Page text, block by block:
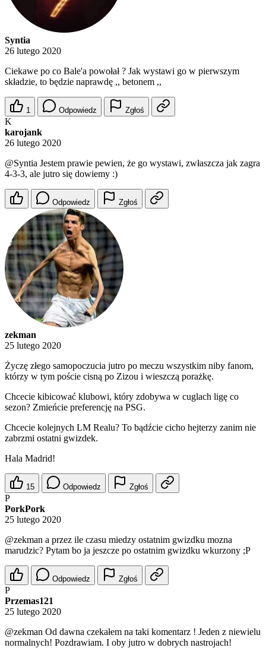
Syntia
26 lutego 2020
Ciekawe po co Bale'a powołał ? Jak wystawi go w pierwszym
składzie, to będzie naprawdę ,, betonem ,,
1 Odpowiedz Zgłoś
K
karojank
26 lutego 2020
@Syntia Jestem prawie pewien, że go wystawi, zwłaszcza jak zagra
4-3-3, ale jutro się dowiemy :)
Odpowiedz Zgłoś
zekman
25 lutego 2020
Życzę złego samopoczucia jutro po meczu wszystkim niby fanom,
którzy w tym poście cisną po Zizou i wieszczą porażkę.
Chcecie kibicować klubowi, który zdobywa w cuglach ligę co
sezon? Zmieńcie preferencję na PSG.
Chcecie kolejnych LM Realu? To bądźcie cicho hejterzy zanim nie
zabrzmi ostatni gwizdek.
Hala Madrid!
15 Odpowiedz Zgłoś
P
PorkPork
25 lutego 2020
@zekman a przez ile czasu miedzy ostatnim gwizdku mozna
marudzic? Pytam bo ja jeszcze po ostatnim gwizdku wkurzony ;P
Odpowiedz Zgłoś
P
Przemas121
25 lutego 2020
@zekman Od dawna czekałem na taki komentarz ! Jeden z niewielu
normalnych! Pozdrawiam. I oby jutro w dobrych nastrojach!